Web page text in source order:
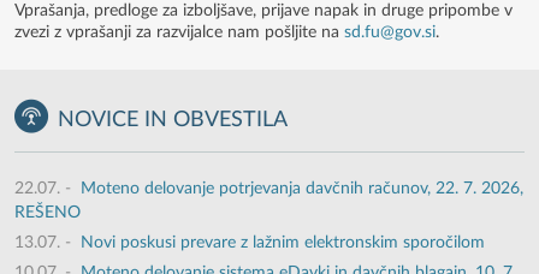
Vprašanja, predloge za izboljšave, prijave napak in druge pripombe v
zvezi z vprašanji za razvijalce nam pošljite na sd.fu@gov.si.
NOVICE IN OBVESTILA
22.07. -
Moteno delovanje potrjevanja davčnih računov, 22. 7. 2026,
REŠENO
13.07. -
Novi poskusi prevare z lažnim elektronskim sporočilom